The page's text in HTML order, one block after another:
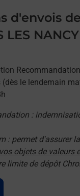
d'envois
LES
Recommandation
(dès le lendemain
:
: permet d'assurer
objets de valeurs
limite de dépôt
nouvel onglet